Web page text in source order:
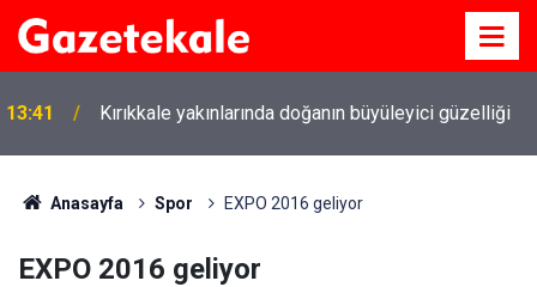
13:41 Kırıkkale yakınlarında doğanın büyüleyici güzelliği
Anasayfa Spor EXPO 2016 geliyor
EXPO 2016 geliyor